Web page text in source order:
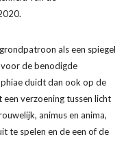
als een spiegel
de benodigde
duidt dan ook op de
verzoening tussen licht
animus en anima,
te spelen en de een of de